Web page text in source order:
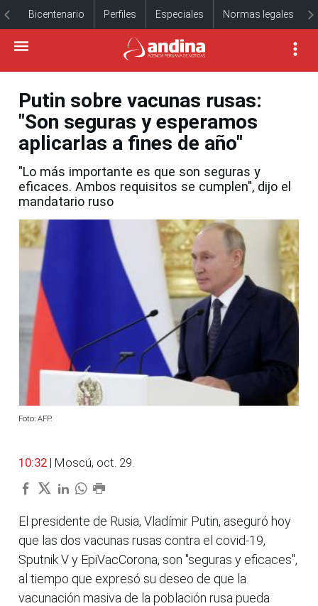
Bicentenario Perfiles Especiales Normas legales
Putin sobre vacunas rusas:
"Son seguras y esperamos
aplicarlas a fines de año"
"Lo más importante es que son seguras y
eficaces. Ambos requisitos se cumplen", dijo el
mandatario ruso
Foto: AFP.
10:32 | Moscú, oct. 29.
El presidente de Rusia, Vladímir Putin, aseguró hoy
que las dos vacunas rusas contra el covid-19,
Sputnik V y EpiVacCorona, son "seguras y eficaces",
al tiempo que expresó su deseo de que la
vacunación masiva de la población rusa pueda